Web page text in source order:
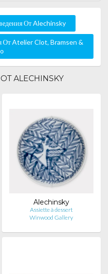
От Alechinsky
От Atelier Clot, Bramsen &
ALECHINSKY
Alechinsky
Assiette à dessert
Winwood Gallery